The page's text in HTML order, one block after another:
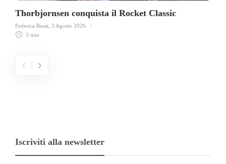
Thorbjornsen conquista il Rocket Classic
Federica Rossi 3 Agosto 2026
3 min
Iscriviti alla newsletter